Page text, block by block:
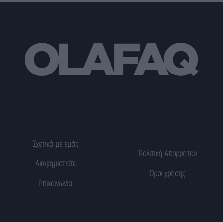
Σχετικά με εμάς
Διαφημιστείτε
Επικοινωνία
Πολιτική Απορρήτου
Όροι χρήσης